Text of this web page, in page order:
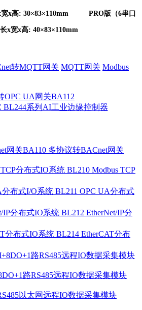
x高: 30×83×110mm PRO版（6串口
长x宽x高: 40×83×110mm
转MQTT网关 MQTT网关 Modbus
OPC UA网关BA112
BL244系列AI工业边缘控制器
多协议转BACnet网关
BL210 Modbus TCP
BL211 OPC UA分布式
BL212 EtherNet/IP分
BL214 EtherCAT分布
路RS485远程IO数据采集模块